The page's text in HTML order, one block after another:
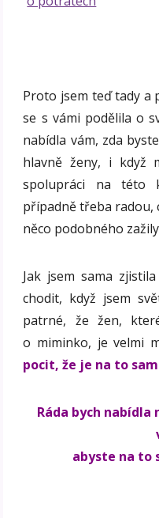
Proto jsem teď tady a
se s vámi podělila o
nabídla vám, zda
hlavně ženy, i když
spolupráci na této
případně třeba radou,
něco podobného
Jak jsem sama
chodit, když jsem
patrné, že žen,
o miminko, je velmi
pocit, že je na to
Ráda bych nabídla
abyste na to